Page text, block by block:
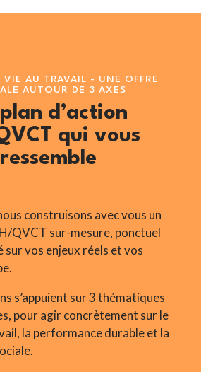
VIE AU TRAVAIL - UNE OFFRE
AUTOUR DE 3 AXES
d’action
qui vous
ressemble
construisons avec vous un
QVCT sur-mesure, ponctuel
sur vos enjeux réels et vos
s’appuient sur 3 thématiques
pour agir concrètement sur le
la performance durable et la